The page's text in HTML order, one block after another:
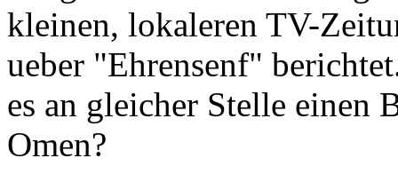
kleinen, lokaleren TV-
ueber "Ehrensenf"
es an gleicher Stelle einen
Omen?